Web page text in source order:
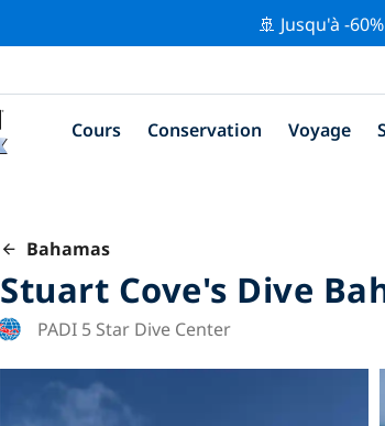
🚢 Jusqu'à -
Cours Conservation Voyage
Bahamas
Stuart Cove's Dive
PADI 5 Star Dive Center